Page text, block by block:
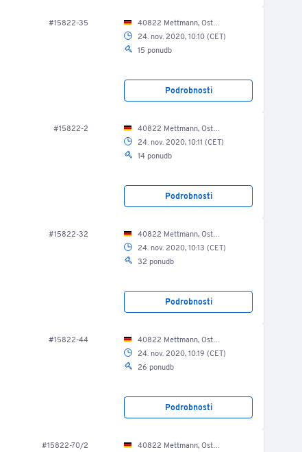
#15822-35
40822 Mettmann, Ost Str. 17-21/ EG/ Werkzeuglager/ Werkstatt
24. nov. 2020, 10:10 (CET)
15 ponudb
Podrobnosti
#15822-2
40822 Mettmann, Ost Str. 17-21/ EG/ Lagerhalle
24. nov. 2020, 10:11 (CET)
14 ponudb
Podrobnosti
#15822-32
40822 Mettmann, Ost Str. 17-21/ EG/ Lagerhalle
24. nov. 2020, 10:13 (CET)
32 ponudb
Podrobnosti
#15822-44
40822 Mettmann, Ost Str. 17-21/ EG/ Lagerhalle
24. nov. 2020, 10:19 (CET)
26 ponudb
Podrobnosti
#15822-70/2
40822 Mettmann, Ost Str. 17-21/ EG/ Lagerhalle